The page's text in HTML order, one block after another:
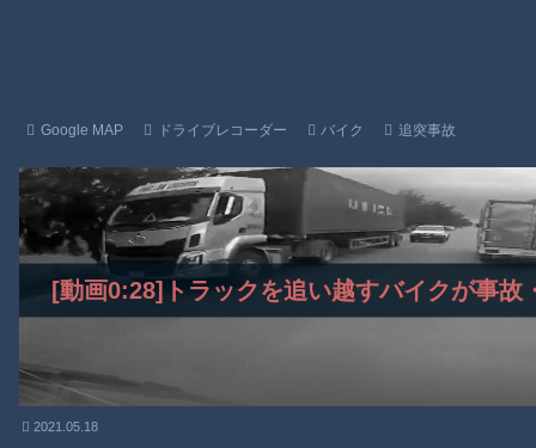
渡邊渚さん「私がPTSDと診断された当時、世間はまだPTSDと
【朗報】Amazon、汗が飛び散る灼熱の「マンガ毎週末セール（
子供向け漫画、謎の闇の大会に参加しがち問題
Powered by livedoor 相互RSS
Google MAP ドライブレコーダー バイク 追突事故
[動画0:28]トラックを追い越すバイクが事故
2021.05.18